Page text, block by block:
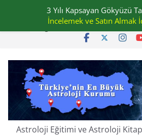
content
Cumartesi, Ağustos
Astroloji Eğitimi ve Astroloji
3 Yılı Kapsayan Gökyüzü
İncelemek ve Satın Almak